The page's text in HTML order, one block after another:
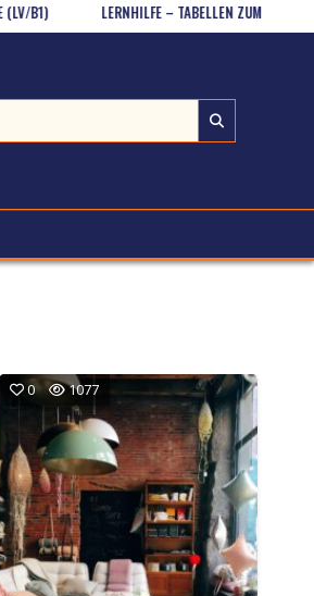
LERNHILFE – TABELLEN ZUM HERUNTERLADEN
0 1077